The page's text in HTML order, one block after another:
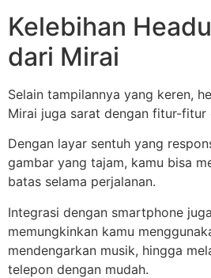
Kelebihan
dari Mirai
Selain tampilannya yang keren,
Mirai juga sarat dengan fitur-fitur
Dengan layar sentuh yang
gambar yang tajam, kamu bisa
batas selama perjalanan.
Integrasi dengan smartphone
memungkinkan kamu
mendengarkan musik, hingga
telepon dengan mudah.